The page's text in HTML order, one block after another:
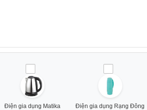
Điện gia dụng Matika Điện gia dụng Rạng Đông